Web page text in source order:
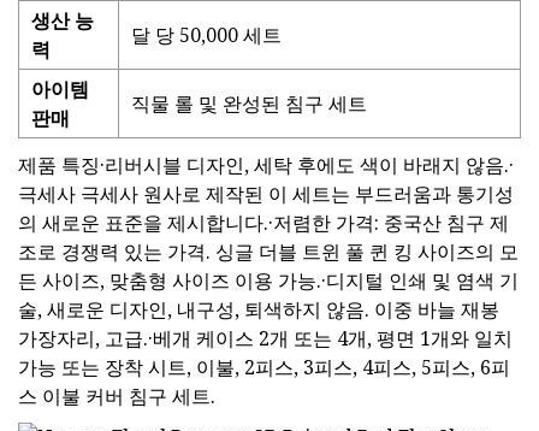
생산 능
력
달 당 50,000 세트
아이템
판매
직물 롤 및 완성된 침구 세트
제품 특징·리버시블 디자인, 세탁 후에도 색이 바래지 않음.·
극세사 극세사 원사로 제작된 이 세트는 부드러움과 통기성
의 새로운 표준을 제시합니다.·저렴한 가격: 중국산 침구 제
조로 경쟁력 있는 가격. 싱글 더블 트윈 풀 퀸 킹 사이즈의 모
든 사이즈, 맞춤형 사이즈 이용 가능.·디지털 인쇄 및 염색 기
술, 새로운 디자인, 내구성, 퇴색하지 않음. 이중 바늘 재봉
가장자리, 고급.·베개 케이스 2개 또는 4개, 평면 1개와 일치
가능 또는 장착 시트, 이불, 2피스, 3피스, 4피스, 5피스, 6피
스 이불 커버 침구 세트.